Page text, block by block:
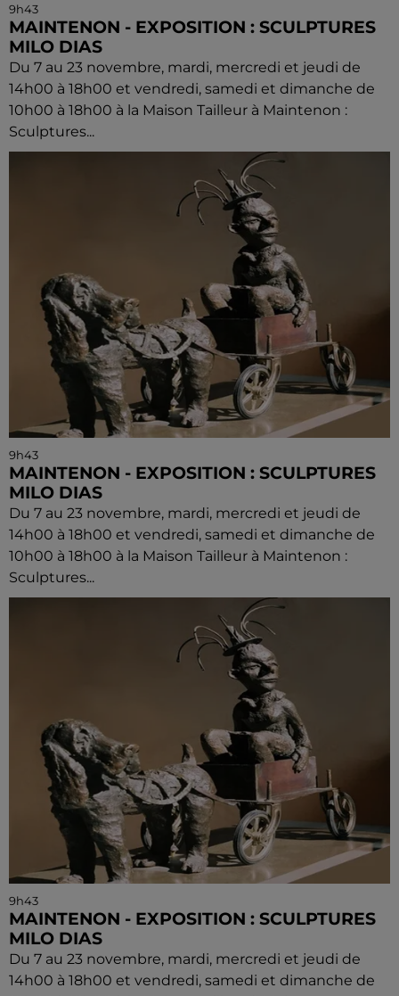
9h43
MAINTENON - EXPOSITION : SCULPTURES
MILO DIAS
Du 7 au 23 novembre, mardi, mercredi et jeudi de
14h00 à 18h00 et vendredi, samedi et dimanche de
10h00 à 18h00 à la Maison Tailleur à Maintenon :
Sculptures...
9h43
MAINTENON - EXPOSITION : SCULPTURES
MILO DIAS
Du 7 au 23 novembre, mardi, mercredi et jeudi de
14h00 à 18h00 et vendredi, samedi et dimanche de
10h00 à 18h00 à la Maison Tailleur à Maintenon :
Sculptures...
9h43
MAINTENON - EXPOSITION : SCULPTURES
MILO DIAS
Du 7 au 23 novembre, mardi, mercredi et jeudi de
14h00 à 18h00 et vendredi, samedi et dimanche de